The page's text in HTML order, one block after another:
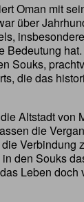
Oman mit
über
Bedeutung
Souks,
die das
Altstadt von
die
Verbindung
den Souks
Leben doch